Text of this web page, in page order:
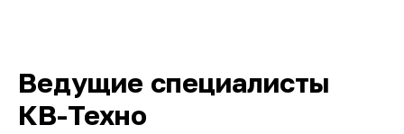
Ведущие специалисты
КВ-Техно